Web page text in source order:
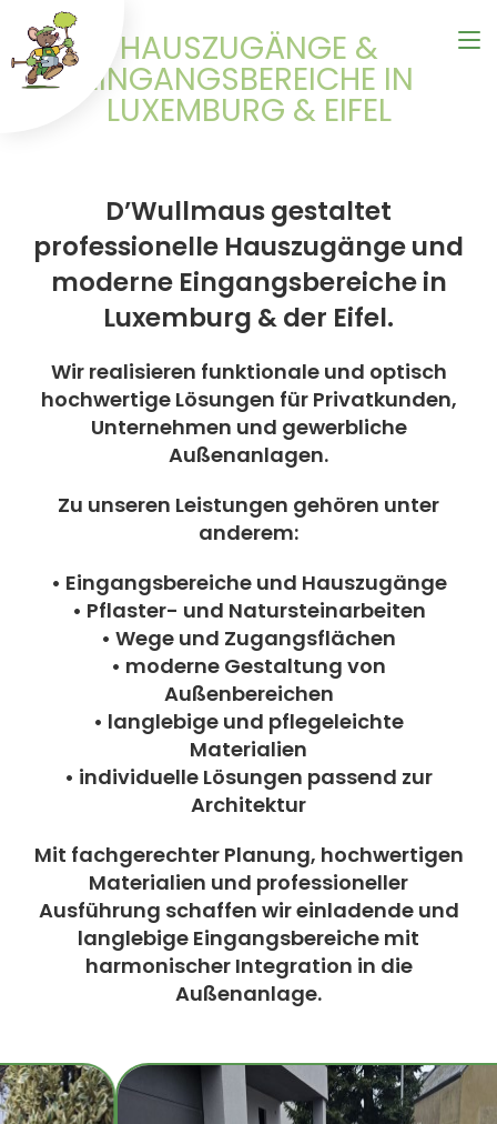
HAUSZUGÄNGE &
EINGANGSBEREICHE IN
LUXEMBURG & EIFEL
D’Wullmaus gestaltet
professionelle Hauszugänge und
moderne Eingangsbereiche in
Luxemburg & der Eifel.
Wir realisieren funktionale und optisch
hochwertige Lösungen für Privatkunden,
Unternehmen und gewerbliche
Außenanlagen.
Zu unseren Leistungen gehören unter
anderem:
• Eingangsbereiche und Hauszugänge
• Pflaster- und Natursteinarbeiten
• Wege und Zugangsflächen
• moderne Gestaltung von
Außenbereichen
• langlebige und pflegeleichte
Materialien
• individuelle Lösungen passend zur
Architektur
Mit fachgerechter Planung, hochwertigen
Materialien und professioneller
Ausführung schaffen wir einladende und
langlebige Eingangsbereiche mit
harmonischer Integration in die
Außenanlage.